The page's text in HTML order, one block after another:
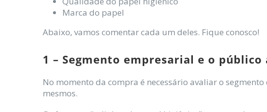
Marca do papel
Abaixo, vamos comentar cada um deles. Fique conosco!
1 – Segmento empresarial e o
No momento da compra é necessário avaliar o
mesmos.